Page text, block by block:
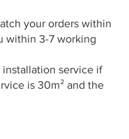
your orders within
within 3-7 working
installation service if
is 30m² and the